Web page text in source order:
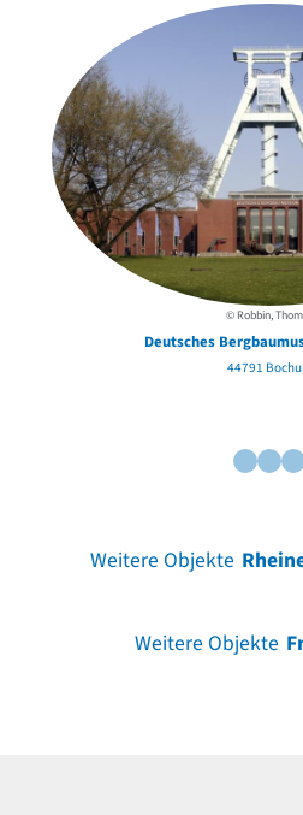
© Robbin,
Deutsches
44791
Weitere Objekte
Weitere Objekte